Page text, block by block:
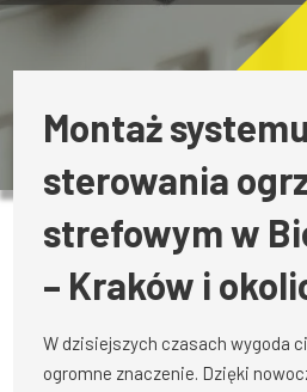
Montaż systemu
sterowania
strefowym w
– Kraków i
W dzisiejszych czasach wygoda
ogromne znaczenie. Dzięki